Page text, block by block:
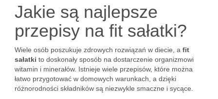
Jakie są najlepsze
przepisy na fit sałatki?
Wiele osób poszukuje zdrowych rozwiązań w diecie, a fit
sałatki to doskonały sposób na dostarczenie organizmowi
witamin i minerałów. Istnieje wiele przepisów, które można
łatwo przygotować w domowych warunkach, a dzięki
różnorodności składników są niezwykle smaczne i sycące.